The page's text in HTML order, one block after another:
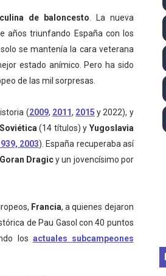
en el selecto grupo de los
en Hungría su primera victoria
dejando a España a las
en Tokyo, con doble podio
su ansiado primer título de
(Estambul, Turquía)
de baloncesto . La nueva
años triunfando España con los
se mantenía la cara veterana
estado anímico. Pero ha sido
de las mil sorpresas.
(2009, 2011, 2015 y 2022), y
(14 títulos) y Yugoslavia
2003). España recuperaba así
Goran Dragicy un jovencísimo por
Francia, a quienes dejaron
de Pau Gasol con 40 puntos
los actuales subcampeones